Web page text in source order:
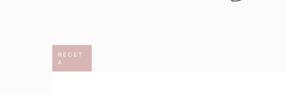
RECET
A